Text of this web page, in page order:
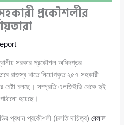
প্রকৌশলীর
সরকার প্রকৌশল অধিদপ্তর
রাজস্ব খাতে নিয়োগকৃত ২৫৭ সহকারী
চেষ্টা চলছে। সম্প্রতি এলজিইডি থেকে দুই
হয়েছে।
প্রধান প্রকৌশলী (চলতি দায়িত্ব)বেলাল